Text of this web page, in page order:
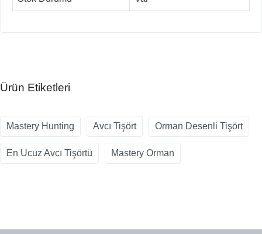
Ürün Etiketleri
Mastery Hunting Avcı Tişört Orman Desenli Tişört
En Ucuz Avcı Tişörtü Mastery Orman